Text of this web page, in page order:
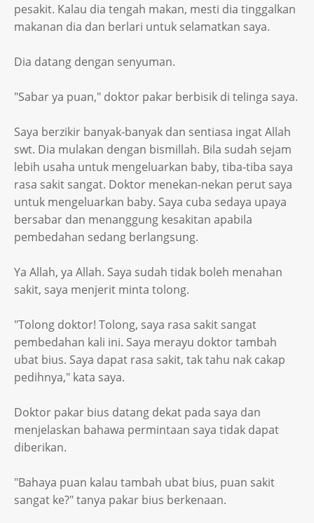
pesakit. Kalau dia tengah makan, mesti dia tinggalkan
makanan dia dan berlari untuk selamatkan saya.
Dia datang dengan senyuman.
"Sabar ya puan," doktor pakar berbisik di telinga saya.
Saya berzikir banyak-banyak dan sentiasa ingat Allah
swt. Dia mulakan dengan bismillah. Bila sudah sejam
lebih usaha untuk mengeluarkan baby, tiba-tiba saya
rasa sakit sangat. Doktor menekan-nekan perut saya
untuk mengeluarkan baby. Saya cuba sedaya upaya
bersabar dan menanggung kesakitan apabila
pembedahan sedang berlangsung.
Ya Allah, ya Allah. Saya sudah tidak boleh menahan
sakit, saya menjerit minta tolong.
"Tolong doktor! Tolong, saya rasa sakit sangat
pembedahan kali ini. Saya merayu doktor tambah
ubat bius. Saya dapat rasa sakit, tak tahu nak cakap
pedihnya," kata saya.
Doktor pakar bius datang dekat pada saya dan
menjelaskan bahawa permintaan saya tidak dapat
diberikan.
"Bahaya puan kalau tambah ubat bius, puan sakit
sangat ke?" tanya pakar bius berkenaan.